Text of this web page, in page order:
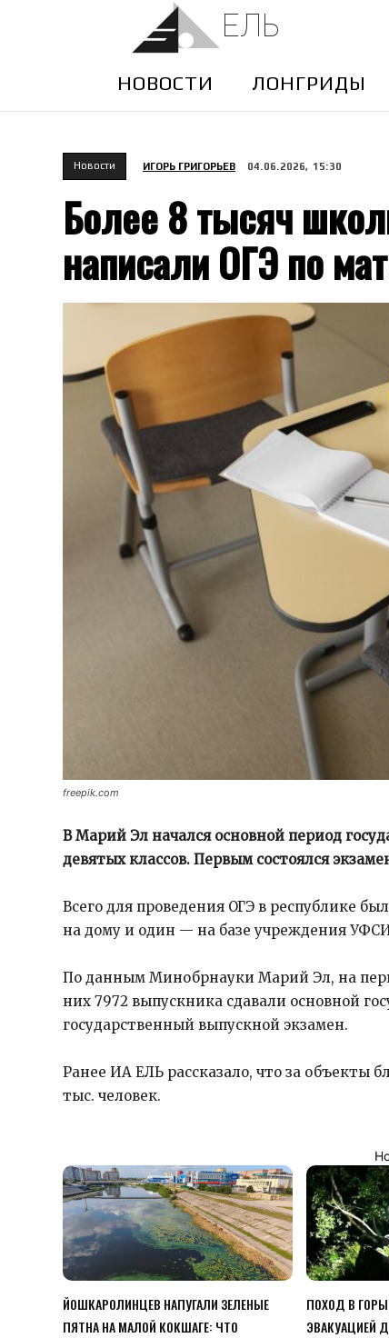
ЕЛЬ
НОВОСТИ ЛОНГРИДЫ
Новости ИГОРЬ ГРИГОРЬЕВ 04.06.2026, 15:30
Более 8 тысяч
написали ОГЭ по
freepik.com
В Марий Эл начался основной период
девятых классов. Первым состоялся
Всего для проведения ОГЭ в республике
на дому и один — на базе учреждения
По данным Минобрнауки Марий Эл, на
них 7972 выпускника сдавали основной
государственный выпускной экзамен.
Ранее ИА ЕЛЬ рассказало, что за объекты
тыс. человек.
ЙОШКАРОЛИНЦЕВ НАПУГАЛИ ЗЕЛЕНЫЕ
ПЯТНА НА МАЛОЙ КОКШАГЕ: ЧТО
ПОХОД В
ЭВАКУАЦИЕЙ